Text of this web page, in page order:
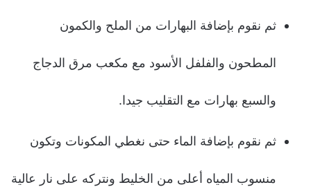
ثم نقوم بإضافة البهارات من الملح والكمون
المطحون والفلفل الأسود مع مكعب مرق الدجاج
والسبع بهارات مع التقليب جيدا.
ثم نقوم بإضافة الماء حتى نغطي المكونات وتكون
منسوب المياه أعلى من الخليط ونتركه على نار عالية